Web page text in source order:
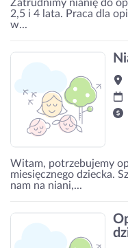
Zatrudnimy nianię do
2,5 i 4 lata. Praca dla
w...
Witam, potrzebujemy
miesięcznego dziecka.
nam na niani,...